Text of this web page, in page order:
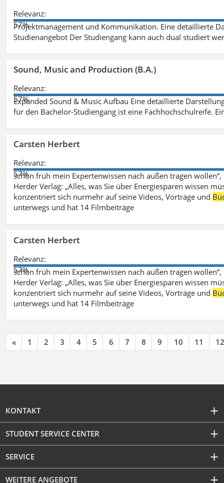
Relevanz:
57%
Projektmanagement und Kommunikation. Eine detaillierte
Studienangebot Der Studiengang kann auch dual studiert
Sound, Music and Production (B.A.)
Relevanz:
57%
Expanded Sound & Music Aufbau Eine detaillierte
für den Bachelor-Studiengang ist eine Fachhochschulreife.
Carsten Herbert
Relevanz:
57%
schon früh mein Expertenwissen nach außen tragen
Herder Verlag: „Alles, was Sie über Energiesparen wissen
konzentriert sich nurmehr auf seine Videos, Vorträge und
unterwegs und hat 14 Filmbeiträge
Carsten Herbert
Relevanz:
57%
schon früh mein Expertenwissen nach außen tragen
Herder Verlag: „Alles, was Sie über Energiesparen wissen
konzentriert sich nurmehr auf seine Videos, Vorträge und
unterwegs und hat 14 Filmbeiträge
« 1 2 3 4 5 6 7 8 9 10 11 12
KONTAKT
STUDENT SERVICE CENTER
SERVICE
WEITERE ANGEBOTE